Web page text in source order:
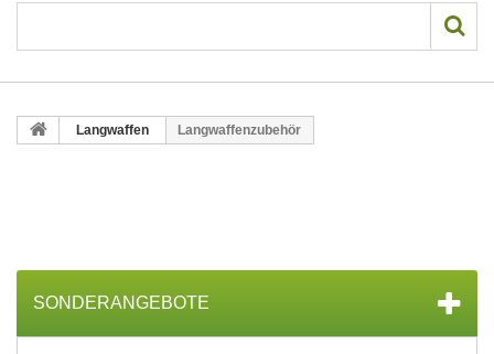
Langwaffen Langwaffenzubehör
SONDERANGEBOTE